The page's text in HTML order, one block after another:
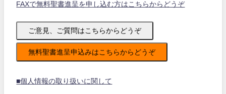
FAXで無料聖書進呈を申し込む方はこちらからどうぞ
ご意見、ご質問はこちらからどうぞ
無料聖書進呈申込みはこちらからどうぞ
■個人情報の取り扱いに関して